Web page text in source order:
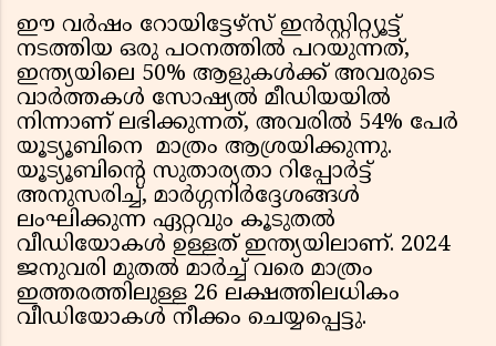
ഈ വര്‍ഷം റോയിട്ടേഴ്സ് ഇന്‍സ്റ്റിറ്റ്യൂട്ട്
നടത്തിയ ഒരു പഠനത്തില്‍ പറയുന്നത്,
ഇന്ത്യയിലെ 50% ആളുകള്‍ക്ക് അവരുടെ
വാര്‍ത്തകള്‍ സോഷ്യല്‍ മീഡിയയില്‍
നിന്നാണ് ലഭിക്കുന്നത്, അവരില്‍ 54% പേര്‍
യൂട്യൂബിനെ മാത്രം ആശ്രയിക്കുന്നു.
യൂട്യൂബിന്റെ സുതാര്യതാ റിപ്പോര്‍ട്ട്
അനുസരിച്ച്, മാര്‍ഗ്ഗനിര്‍ദ്ദേശങ്ങള്‍
ലംഘിക്കുന്ന ഏറ്റവും കൂടുതല്‍
വീഡിയോകള്‍ ഉള്ളത് ഇന്ത്യയിലാണ്. 2024
ജനുവരി മുതല്‍ മാര്‍ച്ച് വരെ മാത്രം
ഇത്തരത്തിലുള്ള 26 ലക്ഷത്തിലധികം
വീഡിയോകള്‍ നീക്കം ചെയ്യപ്പെട്ടു.